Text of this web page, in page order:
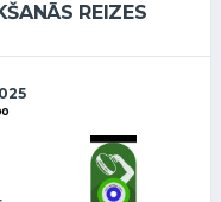
REIZES